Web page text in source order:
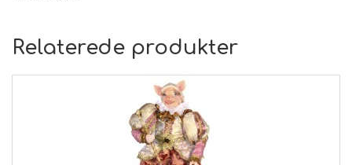
Relaterede produkter